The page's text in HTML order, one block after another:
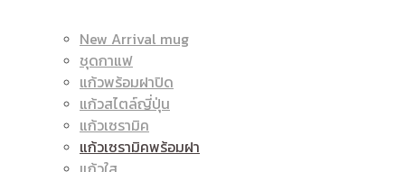
ราคา
New Arrival mug
ชุดกาแฟ
แก้วพร้อมฝาปิด
แก้วสไตล์ญี่ปุ่น
แก้วเซรามิค
แก้วเซรามิคพร้อมฝา